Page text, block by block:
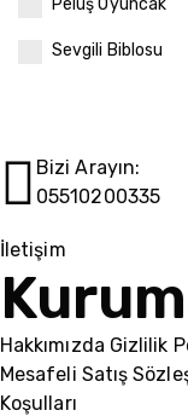
Peluş Oyuncak
Sevgili Biblosu
Bizi Arayın:
05510200335
İletişim
Hakkımızda Gizlilik
Mesafeli Satış
Koşulları